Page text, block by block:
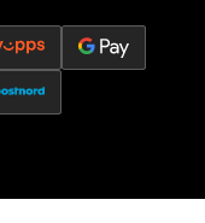
Velg
Strømmen